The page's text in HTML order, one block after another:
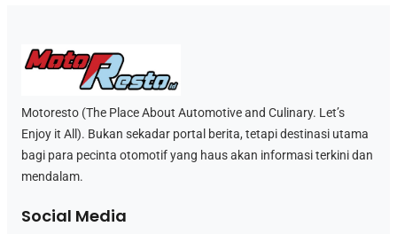
Motoresto (The Place About Automotive and Culinary. Let’s
Enjoy it All). Bukan sekadar portal berita, tetapi destinasi utama
bagi para pecinta otomotif yang haus akan informasi terkini dan
mendalam.
Social Media